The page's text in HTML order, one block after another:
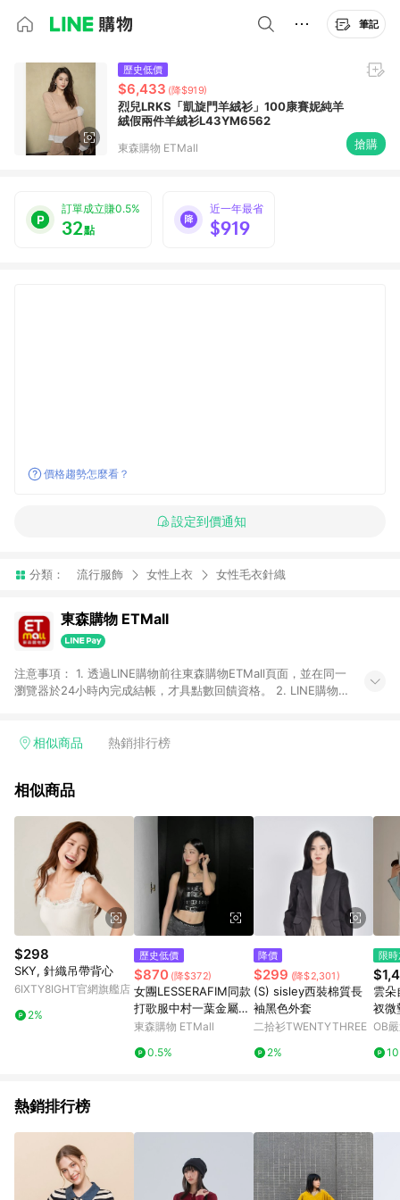
筆記
歷史低價
$6,433 (降$919)
烈兒LRKS「凱旋門羊絨衫」100康賽妮純羊
絨假兩件羊絨衫L43YM6562
東森購物 ETMall 搶購
訂單成立賺0.5%
32點
近一年最省
$919
價格趨勢怎麼看？
設定到價通知
分類： 流行服飾 女性上衣 女性毛衣針織
東森購物 ETMall
注意事項： 1. 透過LINE購物前往東森購物ETMall頁面，並在同一
瀏覽器於24小時內完成結帳，才具點數回饋資格。 2. LINE購物
單，皆不在點數回饋範圍內。 3. 如購買以下類別商品，將無法獲
球嚴選、商城、專案商品、「草莓網」全館商品。 4. 如取消訂
回饋。 5. 點數回饋會扣除所有折扣優惠後之最終發票金額計算，
實際回饋請依LINE購物通知為主。 6. 訂單如有使用東森購物
ETMall站內之折扣優惠(包含但不限於東森幣、樂透金、東森現金
券等)，不具點數回饋資格。詳細請依東森購物ETMall之結帳頁面
顯示為準。 7. LINE購物設有「單一商品最高回饋點數」機制(特
殊活動時開放「回饋無上限」)，以同一訂單中同一商品不論件數
計算，並依訂單成立時間當下LINE購物所設定的回饋機制為準。
8. LINE購物為購物資訊整合性平台，商品資料更新會有時間差，
如顯示之商品規格、顏色、價位、贈品與東森購物ETMall銷售網
頁不符，以銷售網頁標示為準。 9. 若有贈點爭議，請務必於訂單
日期+180天以內至LINE購物客服洽詢；若超過180天(含)以上進
行申訴，恕無法贈點回饋。 10. 部分點數紅包僅限指定商品使
用，或不適用於無回饋商品。各點數紅包之適用商品與使用條件
請依點數紅包頁面規則為準。
相似商品 熱銷排行榜
相似商品
$298
SKY, 針織吊帶背心
6IXTY8IGHT官網旗艦店
2%
歷史低價
$870 (降$372)
女團LESSERAFIM同款
打歌服中村一葉金屬扣
千禧風賽博朋克抹胸辣
東森購物 ETMall
0.5%
降價
$299 (降$2,301)
(S) sisley西裝棉質長
袖黑色外套
二拾衫TWENTYTHREE
2%
限
雲朵
衩微
OB
熱銷排行榜